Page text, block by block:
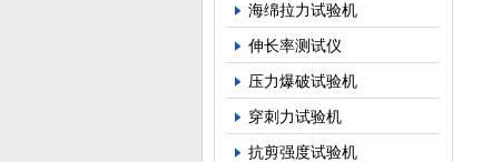
海绵拉力试验机
伸长率测试仪
压力爆破试验机
穿刺力试验机
抗剪强度试验机